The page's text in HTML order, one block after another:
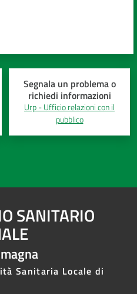
Segnala un problema o
richiedi informazioni
Urp - Ufficio relazioni con il
pubblico
SANITARIO
Sanitaria Locale di